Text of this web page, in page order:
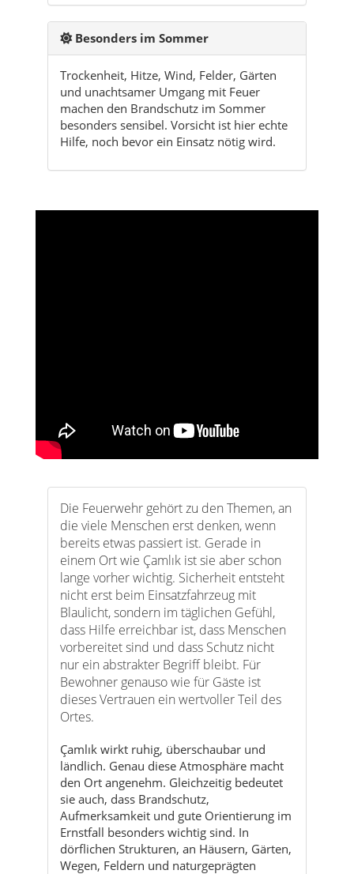
und unachtsamer Umgang mit Feuer
machen den Brandschutz im Sommer
besonders sensibel. Vorsicht ist hier echte
Hilfe, noch bevor ein Einsatz nötig wird.
Die Feuerwehr gehört zu den Themen, an
die viele Menschen erst denken, wenn
bereits etwas passiert ist. Gerade in
nicht erst beim Einsatzfahrzeug mit
Blaulicht, sondern im täglichen Gefühl,
dass Hilfe erreichbar ist, dass Menschen
vorbereitet sind und dass Schutz nicht
nur ein abstrakter Begriff bleibt. Für
Bewohner genauso wie für Gäste ist
dieses Vertrauen ein wertvoller Teil des
Ortes.
Çamlık wirkt ruhig, überschaubar und
ländlich. Genau diese Atmosphäre macht
den Ort angenehm. Gleichzeitig bedeutet
sie auch, dass Brandschutz,
Ernstfall besonders wichtig sind. In
dörflichen Strukturen, an Häusern, Gärten,
Wegen, Feldern und naturgeprägten
Flächen kann ein kleiner Auslöser schnell
ernster werden, wenn Hitze, Wind oder
Trockenheit hinzukommen. Umso
wichtiger ist das Wissen, dass Hilfe
organisiert ist und dass das Thema